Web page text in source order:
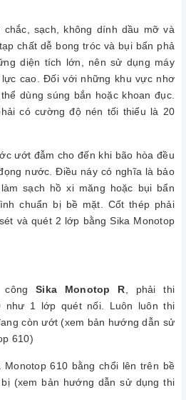
sạch, không dính dầu mỡ và
chất dễ bong tróc và bụi bẩn phả
diện tích lớn, nên sử dụng máy
cao. Đối với những khu vực nhơ
dùng súng bắn hoặc khoan đục.
có cường độ nén tối thiểu là 20
ướt đẫm cho đến khi bão hòa đều
nước. Điều náy có nghĩa là bảo
sạch hồ xi măng hoặc bụi bẩn
chuẩn bị bề mặt. Cốt thép phải
và quét 2 lớp bằng Sika Monotop
công Sika Monotop R , phải thi
như 1 lớp quét nối. Luôn luôn thi
còn ướt (xem bản hướng dẫn sử
610)
610 bằng chổi lên trên bề
(xem bản hướng dẫn sử dụng thi